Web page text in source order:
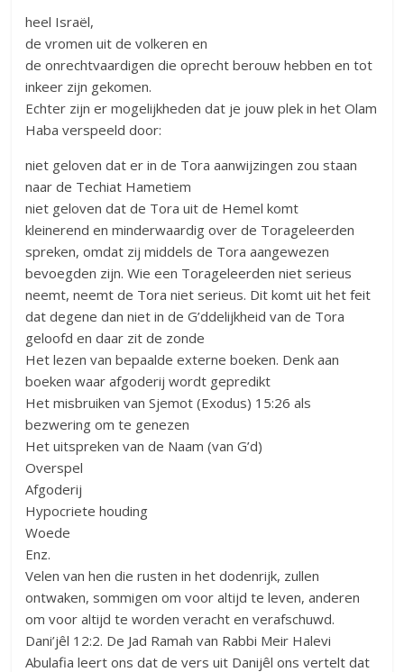
heel Israël,
de vromen uit de volkeren en
de onrechtvaardigen die oprecht berouw hebben en tot
inkeer zijn gekomen.
Echter zijn er mogelijkheden dat je jouw plek in het Olam
Haba verspeeld door:
niet geloven dat er in de Tora aanwijzingen zou staan
naar de Techiat Hametiem
niet geloven dat de Tora uit de Hemel komt
kleinerend en minderwaardig over de Torageleerden
spreken, omdat zij middels de Tora aangewezen
bevoegden zijn. Wie een Torageleerden niet serieus
neemt, neemt de Tora niet serieus. Dit komt uit het feit
dat degene dan niet in de G’ddelijkheid van de Tora
geloofd en daar zit de zonde
Het lezen van bepaalde externe boeken. Denk aan
boeken waar afgoderij wordt gepredikt
Het misbruiken van Sjemot (Exodus) 15:26 als
bezwering om te genezen
Het uitspreken van de Naam (van G’d)
Overspel
Afgoderij
Hypocriete houding
Woede
Enz.
Velen van hen die rusten in het dodenrijk, zullen
ontwaken, sommigen om voor altijd te leven, anderen
om voor altijd te worden veracht en verafschuwd.
Dani’jêl 12:2. De Jad Ramah van Rabbi Meir Halevi
Abulafia leert ons dat de vers uit Danijêl ons vertelt dat